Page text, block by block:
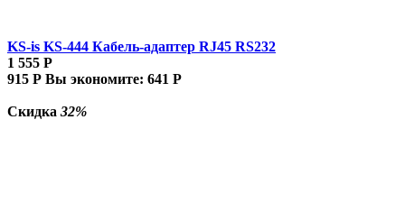
KS-is KS-444 Кабель-адаптер RJ45 RS232
1 555 Р
915 Р Вы экономите: 641 Р
Скидка 32%